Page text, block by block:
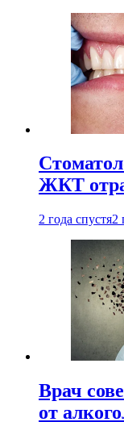
ЖКТ
2 года спустя2
Врач
от